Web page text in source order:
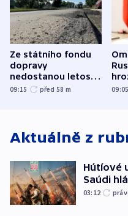
Ze státního fondu
dopravy
nedostanou letos
kraje na silnice ani
09:15 před 58 m 09:05
Aktuálně z
Hútíové
Saúdi
03:12